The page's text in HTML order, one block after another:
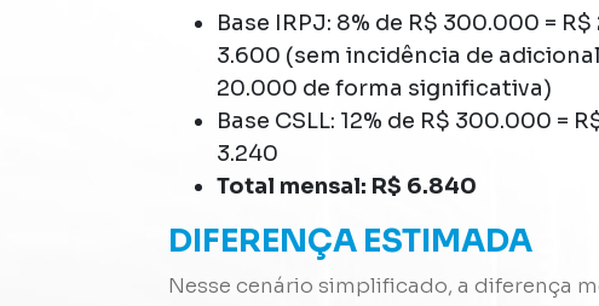
Base IRPJ: 8% de R$ 300.000 =
3.600 (sem incidência de
20.000 de forma significativa)
Base CSLL: 12% de R$ 300.000 =
3.240
Total mensal: R$ 6.840
DIFERENÇA ESTIMADA
Nesse cenário simplificado, a diferença